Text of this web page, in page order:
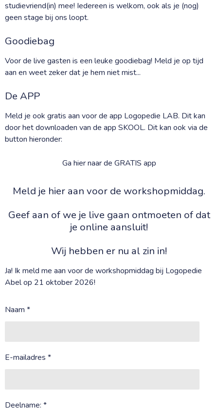
studievriend(in) mee! Iedereen is welkom, ook als je (nog)
geen stage bij ons loopt.
Goodiebag
Voor de live gasten is een leuke goodiebag! Meld je op tijd
aan en weet zeker dat je hem niet mist...
De APP
Meld je ook gratis aan voor de app Logopedie LAB. Dit kan
door het downloaden van de app SKOOL. Dit kan ook via de
button hieronder:
Ga hier naar de GRATIS app
Meld je hier aan voor de workshopmiddag.
Geef aan of we je live gaan ontmoeten of dat
je online aansluit!
Wij hebben er nu al zin in!
Ja! Ik meld me aan voor de workshopmiddag bij Logopedie
Abel op 21 oktober 2026!
Naam *
E-mailadres *
Deelname: *